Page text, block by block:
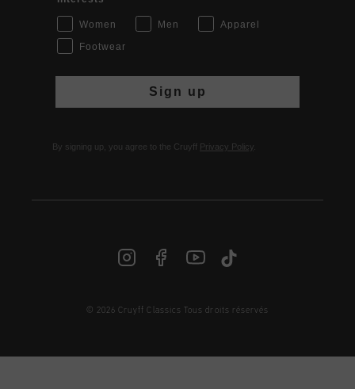
FR | € EUR
Women Men
Apparel
Footwear
Sign up
By signing up, you agree to the Cruyff Privacy Policy
© 2026 Cruyff Classics Tous droits réservés